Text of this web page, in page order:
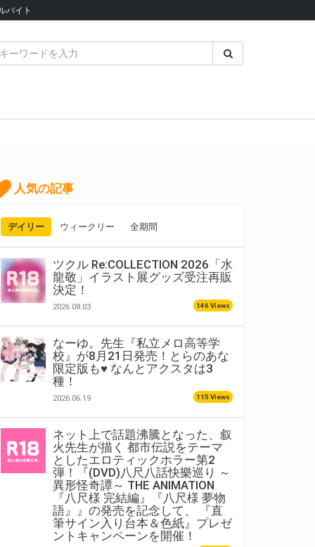
バイト
人気の記事
デイリー ウィークリー 全期間
ツクル Re:COLLECTION 2026「水
龍敬」イラスト展グッズ受注再販
決定！
2026.08.03 146 Views
なーゆ。先生『私立メロ高等学
校』が8月21日発売！とらのあな
限定版も♥ なんとアクスタは3
種！
2026.06.19 115 Views
ネット上で話題沸騰となった、叙
火先生が描く 都市伝説をテーマ
としたエロティックホラー第2
弾！『(DVD)八尺八話快樂巡り ～
異形怪奇譚～ THE ANIMATION
『八尺様 完結編』『八尺様 夢物
語』』の発売を記念して、 『直
筆サイン入り台本＆色紙』プレゼ
ントキャンペーンを開催！